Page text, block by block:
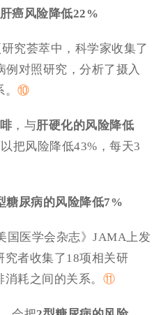
癌风险降低22%
究荟萃中，科学家收集了
例对照研究，分析了摄入
。⑩
，与肝硬化的风险降低
把风险降低43%，每天3
糖尿病的风险降低7%
国医学会杂志》JAMA上发
究者收集了18项相关研
耗之间的关系。 ⑪